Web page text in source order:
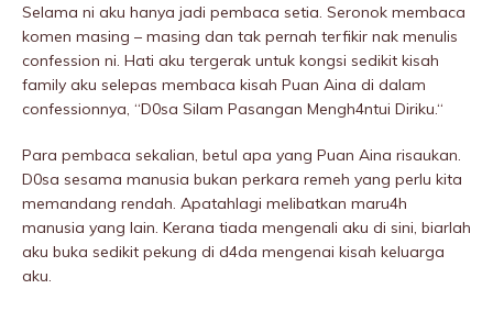
Selama ni aku hanya jadi pembaca setia. Seronok membaca
komen masing – masing dan tak pernah terfikir nak menulis
confession ni. Hati aku tergerak untuk kongsi sedikit kisah
family aku selepas membaca kisah Puan Aina di dalam
confessionnya, “D0sa Silam Pasangan Mengh4ntui Diriku.“
Para pembaca sekalian, betul apa yang Puan Aina risaukan.
D0sa sesama manusia bukan perkara remeh yang perlu kita
memandang rendah. Apatahlagi melibatkan maru4h
manusia yang lain. Kerana tiada mengenali aku di sini, biarlah
aku buka sedikit pekung di d4da mengenai kisah keluarga
aku.